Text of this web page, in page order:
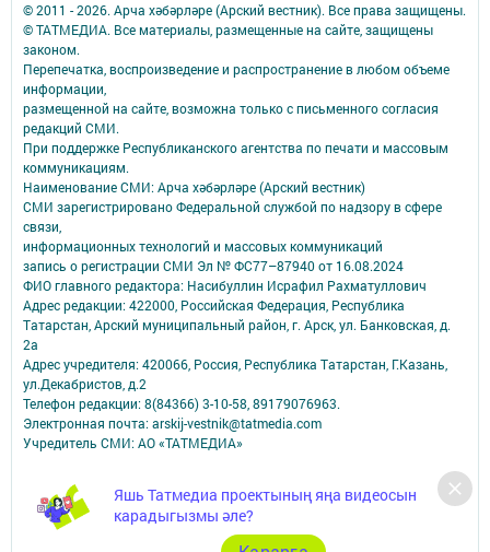
Яшь Татмедиа проектының яңа видеосын
карадыгызмы әле?
© 2011 - 2026. Арча хәбәрләре (Арский вестник). Все права защищены.
© ТАТМЕДИА. Все материалы, размещенные на сайте, защищены
законом.
Перепечатка, воспроизведение и распространение в любом объеме
информации,
размещенной на сайте, возможна только с письменного согласия
редакций СМИ.
При поддержке Республиканского агентства по печати и массовым
коммуникациям.
Наименование СМИ: Арча хәбәрләре (Арский вестник)
СМИ зарегистрировано Федеральной службой по надзору в сфере
связи,
информационных технологий и массовых коммуникаций
запись о регистрации СМИ Эл № ФС77–87940 от 16.08.2024
ФИО главного редактора: Насибуллин Исрафил Рахматуллович
Адрес редакции: 422000, Российская Федерация, Республика
Татарстан, Арский муниципальный район, г. Арск, ул. Банковская, д.
2а
Адрес учредителя: 420066, Россия, Республика Татарстан, Г.Казань,
ул.Декабристов, д.2
Телефон редакции: 8(84366) 3-10-58, 89179076963.
Электронная почта: arskij-vestnik@tatmedia.com
Учредитель СМИ: АО «ТАТМЕДИА»
Антикоррупционная политика
АО «ТАТМЕДИА» использует «cookie»для персонализации сервисов и
удобства пользователей сайтом.
Использование «cookie» можно отменить в настройках браузера.